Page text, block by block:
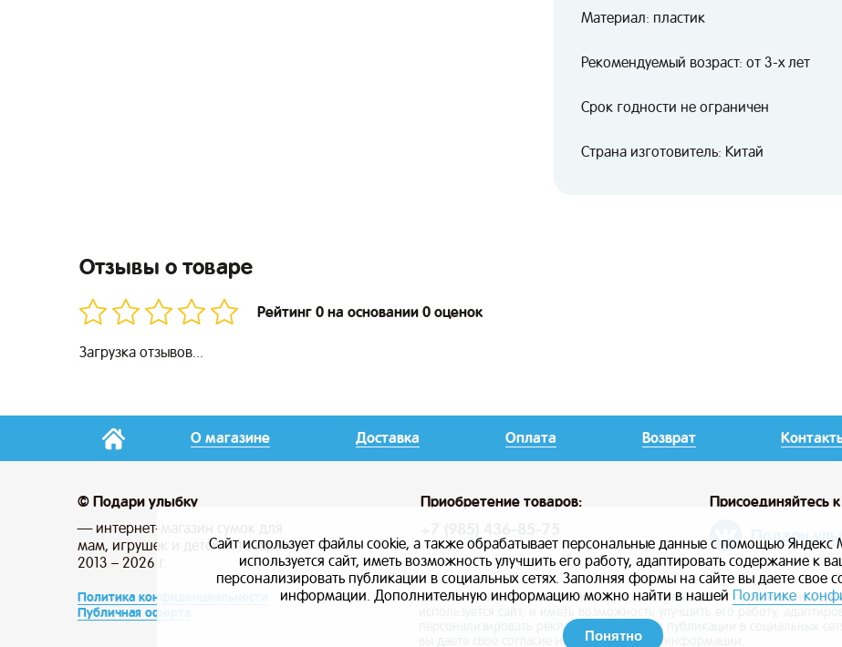
Материал: пластик
Рекомендуемый возраст: от 3-х лет
Срок годности не ограничен
Страна изготовитель: Китай
Отзывы о товаре
Рейтинг 0 на основании 0 оценок
Загрузка отзывов...
О магазине Доставка Оплата Возврат
© Подари улыбку
— интернет-магазин сумок для
мам, игрушек и детских товаров
2013 – 2026 г.
Приобретение товаров: Присоединяйтесь
Подари
Политика конфиденциальности
Публичная оферта
Сайт использует файлы cookie, а также обрабатывает персональные
используется сайт, и иметь возможность улучшить его работу,
персонализировать рекламу, маркетинг и публикации в социальных
вы даете свое согласие на использование информации.
Сайт использует файлы cookie, а также обрабатывает персональные данные с помощью Яндекс
используется сайт, иметь возможность улучшить его работу, адаптировать содержание к
персонализировать публикации в социальных сетях. Заполняя формы на сайте вы даете свое
информации. Дополнительную информацию можно найти в нашей Политике
Понятно